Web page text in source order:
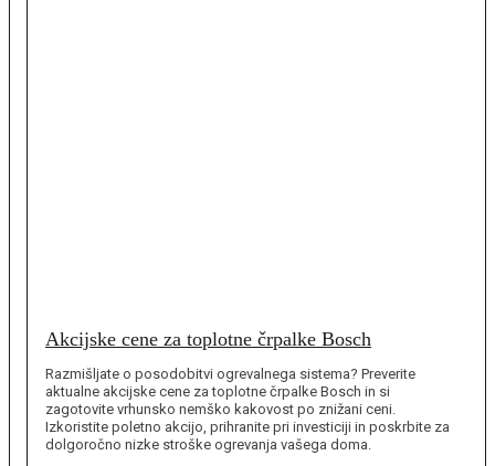
Akcijske cene za toplotne črpalke Bosch
Razmišljate o posodobitvi ogrevalnega sistema? Preverite
aktualne akcijske cene za toplotne črpalke Bosch in si
zagotovite vrhunsko nemško kakovost po znižani ceni.
Izkoristite poletno akcijo, prihranite pri investiciji in poskrbite za
dolgoročno nizke stroške ogrevanja vašega doma.